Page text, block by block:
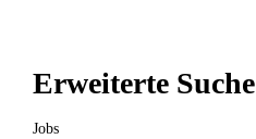
Erweiterte Suche
Jobs